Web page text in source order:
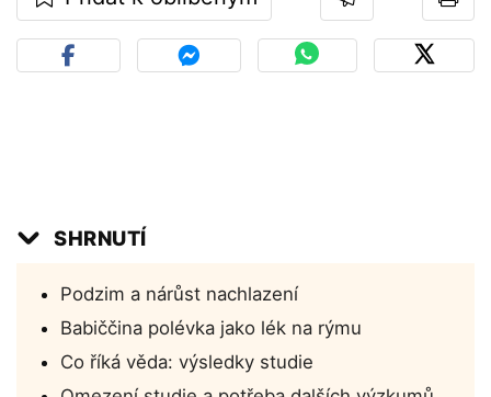
SHRNUTÍ
Podzim a nárůst nachlazení
Babiččina polévka jako lék na rýmu
Co říká věda: výsledky studie